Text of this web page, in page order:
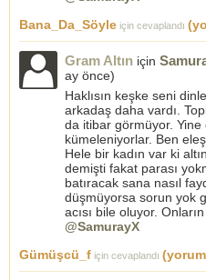
Bana_Da_Söyle için cevaplandı
Gram Altın için
ay önce)
Haklısın keşke seni
arkadaş daha vardı.
da itibar görmüyor. Yine
kümeleniyorlar. Ben
Hele bir kadın var ki
demişti fakat parası
batıracak sana nasıl
düşmüyorsa sorun yok
acısı bile oluyor.
@SamurayX
Gümüşcü_f için cevaplandı